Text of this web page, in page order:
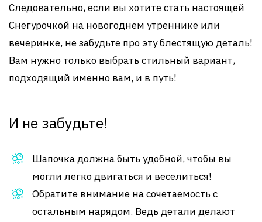
Следовательно, если вы хотите стать настоящей
Снегурочкой на новогоднем утреннике или
вечеринке, не забудьте про эту блестящую деталь!
Вам нужно только выбрать стильный вариант,
подходящий именно вам, и в путь!
И не забудьте!
Шапочка должна быть удобной, чтобы вы
могли легко двигаться и веселиться!
Обратите внимание на сочетаемость с
остальным нарядом. Ведь детали делают